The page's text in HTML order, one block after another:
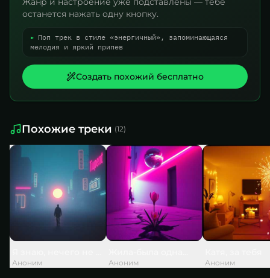
останется нажать одну кнопку.
▸ Поп трек в стиле «энергичный», запоминающаяся
мелодия и яркий припев
Создать похожий бесплатно
Похожие треки (12)
Аноним Аноним Аноним